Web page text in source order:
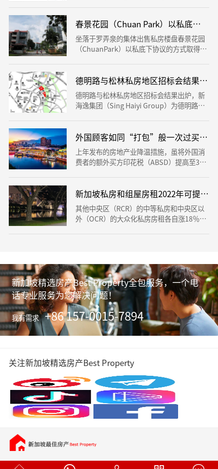
月的喊价低了21%。若把阳台的7%附加总楼
面面积考虑在内，土地价格等同于建筑容积
率每平方英尺2366元。
春景花园（Chuan Park）以私底下协
坐落于罗弄泉的集体出售私房楼盘春景花园
（ChuanPark）以私底下协议的方式取得成
元。这一价格对比原先的9亿3800万余元指
示价低了83％。
德明路与松林私房地区招标会结果出炉
德明路与松林私房地区招标会结果出炉，新
海逸集团（Sing Haiyi Group）为德明路地
的合资公司为松林地段给出6亿7150万余元
最大竞投价。
外国顾客如同“打包”般一次过买下
上年发布的房地产业降温措施，虽将外国消
费者的额外买方印花税（ABSD）提高至3
于福康宁地区的康宁河湾（Canninghill Pie
rs）几日前发生成批出售买卖，来自于中国
的一名顾客一次过买了20个单位，都是三卧
室和四卧房的大户型房子单位，总成交额可
能超出8500万余元。
新加坡私房和组屋房租2022年可提高
其他中央区（RCR）的中等私房和中央区以
外（OCR）的大众化私房房租各自涨18％和
新加坡精选房产Best Property全包服务，一个电
话专业服务为您解决问题！
我有需求 +86 157-0015-7894
关注新加坡精选房产Best Property